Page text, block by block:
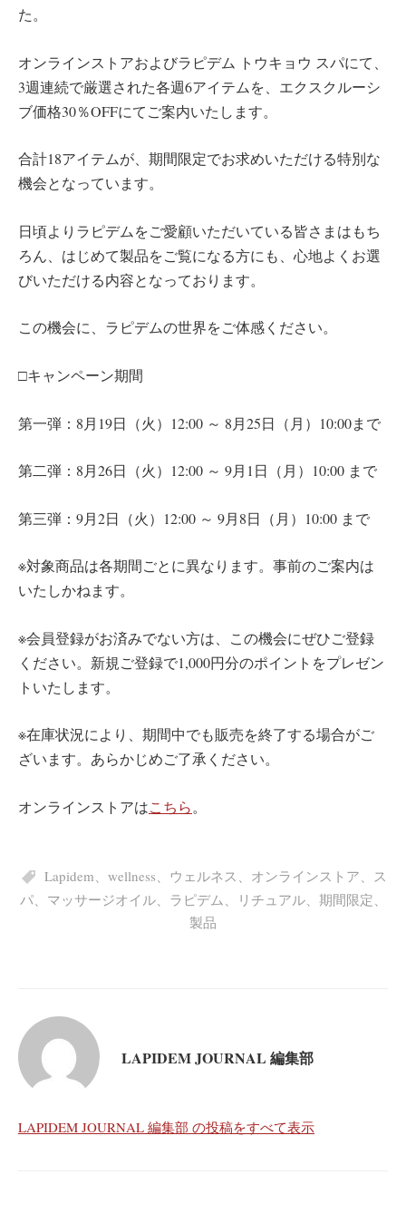
た。
オンラインストアおよびラピデム トウキョウ スパにて、
3週連続で厳選された各週6アイテムを、エクスクルーシ
ブ価格30％OFFにてご案内いたします。
合計18アイテムが、期間限定でお求めいただける特別な
機会となっています。
日頃よりラピデムをご愛顧いただいている皆さまはもち
ろん、はじめて製品をご覧になる方にも、心地よくお選
びいただける内容となっております。
この機会に、ラピデムの世界をご体感ください。
□キャンペーン期間
第一弾：8月19日（火）12:00 ～ 8月25日（月）10:00まで
第二弾：8月26日（火）12:00 ～ 9月1日（月）10:00 まで
第三弾：9月2日（火）12:00 ～ 9月8日（月）10:00 まで
※対象商品は各期間ごとに異なります。事前のご案内は
いたしかねます。
※会員登録がお済みでない方は、この機会にぜひご登録
ください。新規ご登録で1,000円分のポイントをプレゼン
トいたします。
※在庫状況により、期間中でも販売を終了する場合がご
ざいます。あらかじめご了承ください。
オンラインストアはこちら。
Lapidem wellness ウェルネス オンラインストア
ス
パ、 マッサージオイル、 ラピデム、 リチュアル、 期間限定、
製品
LAPIDEM JOURNAL 編集部
LAPIDEM JOURNAL 編集部 の投稿をすべて表示